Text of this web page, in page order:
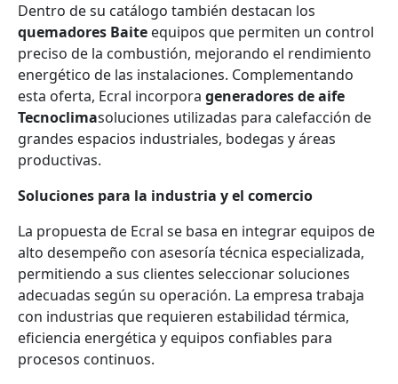
Dentro de su catálogo también destacan los
quemadores Baite equipos que permiten un control
preciso de la combustión, mejorando el rendimiento
energético de las instalaciones. Complementando
esta oferta, Ecral incorpora generadores de aife
Tecnoclimasoluciones utilizadas para calefacción de
grandes espacios industriales, bodegas y áreas
productivas.
Soluciones para la industria y el comercio
La propuesta de Ecral se basa en integrar equipos de
alto desempeño con asesoría técnica especializada,
permitiendo a sus clientes seleccionar soluciones
adecuadas según su operación. La empresa trabaja
con industrias que requieren estabilidad térmica,
eficiencia energética y equipos confiables para
procesos continuos.